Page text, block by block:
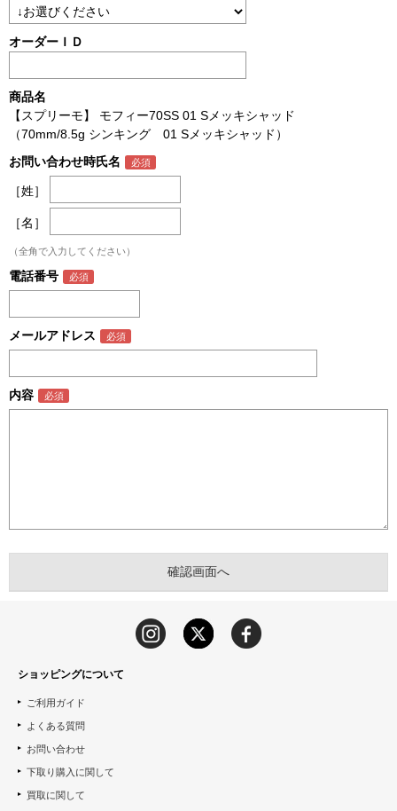
オーダーＩＤ
商品名
【スプリーモ】 モフィー70SS 01 Sメッキシャッド
（70mm/8.5g シンキング 01 Sメッキシャッド）
お問い合わせ時氏名
［姓］
［名］
（全角で入力してください）
電話番号
メールアドレス
内容
ショッピングについて
ご利用ガイド
よくある質問
お問い合わせ
下取り購入に関して
買取に関して